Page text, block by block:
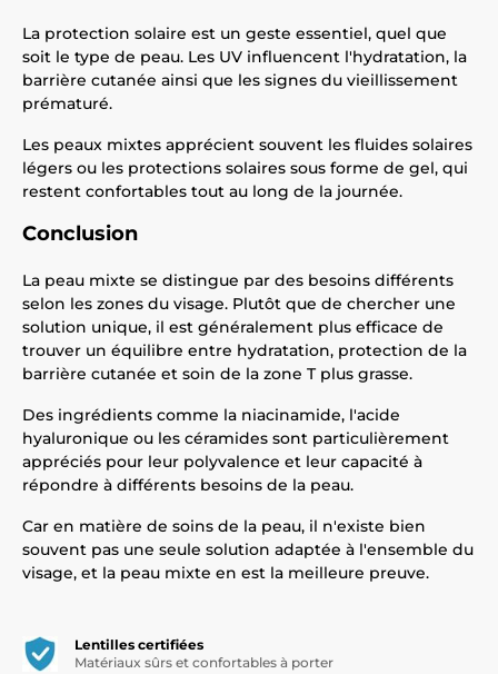
La protection solaire est un geste essentiel, quel que
soit le type de peau. Les UV influencent l'hydratation, la
barrière cutanée ainsi que les signes du vieillissement
prématuré.
Les peaux mixtes apprécient souvent les fluides solaires
légers ou les protections solaires sous forme de gel, qui
restent confortables tout au long de la journée.
Conclusion
La peau mixte se distingue par des besoins différents
selon les zones du visage. Plutôt que de chercher une
solution unique, il est généralement plus efficace de
trouver un équilibre entre hydratation, protection de la
barrière cutanée et soin de la zone T plus grasse.
Des ingrédients comme la niacinamide, l'acide
hyaluronique ou les céramides sont particulièrement
appréciés pour leur polyvalence et leur capacité à
répondre à différents besoins de la peau.
Car en matière de soins de la peau, il n'existe bien
souvent pas une seule solution adaptée à l'ensemble du
visage, et la peau mixte en est la meilleure preuve.
Lentilles certifiées
Matériaux sûrs et confortables à porter